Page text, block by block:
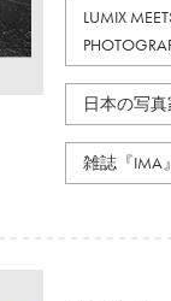
LUMIX
日本の写真
雑誌『IMA